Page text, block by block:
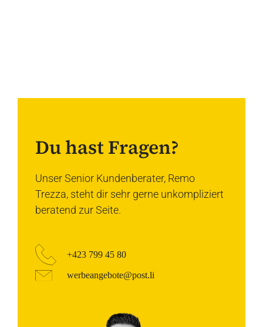
Du hast Fragen?
Unser Senior Kundenberater, Remo
Trezza, steht dir sehr gerne unkompliziert
beratend zur Seite.
+423 799 45 80
werbeangebote@post.li